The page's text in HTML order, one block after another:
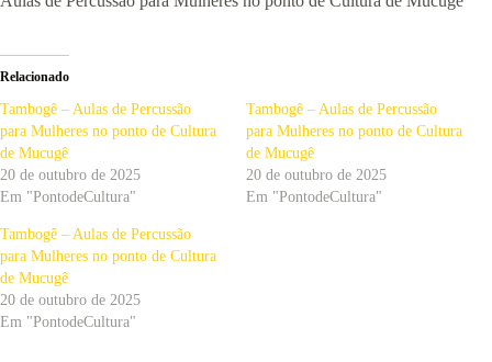
Relacionado
Tambogê – Aulas de Percussão
para Mulheres no ponto de Cultura
de Mucugê
20 de outubro de 2025
Em "PontodeCultura"
Tambogê – Aulas de Percussão
para Mulheres no ponto de Cultura
de Mucugê
20 de outubro de 2025
Em "PontodeCultura"
Tambogê – Aulas de Percussão
para Mulheres no ponto de Cultura
de Mucugê
20 de outubro de 2025
Em "PontodeCultura"